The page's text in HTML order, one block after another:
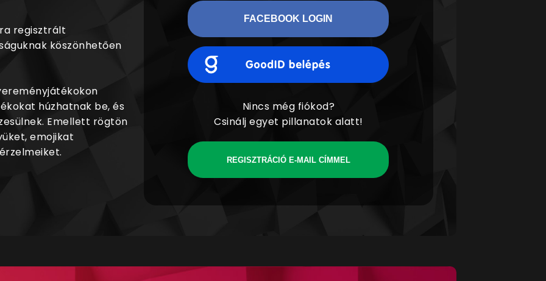
regisztrált
köszönhetően
húzhatnak be, és
Emellett rögtön
emojikat
FACEBOOK LOGIN
Nincs még fiókod?
Csinálj egyet pillanatok alatt!
REGISZTRÁCIÓ E-MAIL CÍMMEL